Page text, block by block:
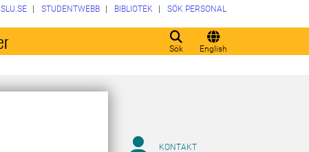
Sök English
SLU.SE STUDENTWEBB BIBLIOTEK SÖK PERSONAL
KONTAKT